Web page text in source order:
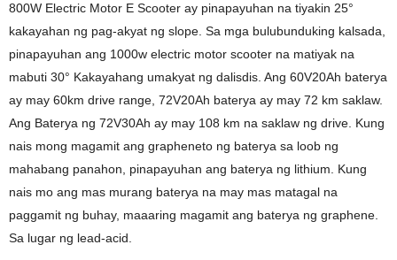
800W Electric Motor E Scooter ay pinapayuhan na tiyakin 25°
kakayahan ng pag-akyat ng slope. Sa mga bulubunduking kalsada,
pinapayuhan ang 1000w electric motor scooter na matiyak na
mabuti 30° Kakayahang umakyat ng dalisdis. Ang 60V20Ah baterya
ay may 60km drive range, 72V20Ah baterya ay may 72 km saklaw.
Ang Baterya ng 72V30Ah ay may 108 km na saklaw ng drive. Kung
nais mong magamit ang grapheneto ng baterya sa loob ng
mahabang panahon, pinapayuhan ang baterya ng lithium. Kung
nais mo ang mas murang baterya na may mas matagal na
paggamit ng buhay, maaaring magamit ang baterya ng graphene.
Sa lugar ng lead-acid.